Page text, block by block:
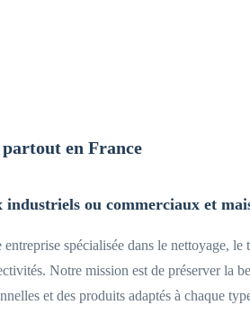
en France
ou commerciaux et
spécialisée dans le nettoyage,
Notre mission est de préserver la
et des produits adaptés à chaque